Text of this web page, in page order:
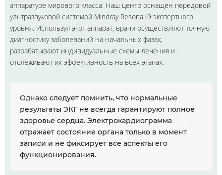
аппаратуре мирового класса. Наш центр оснащён передовой
ультразвуковой системой Mindray Resona I9 экспертного
уровня. Используя этот аппарат, врачи осуществляют точную
диагностику заболеваний на начальных фазах,
разрабатывают индивидуальные схемы лечения и
отслеживают их эффективность на всех этапах.
Однако следует помнить, что нормальные
результаты ЭКГ не всегда гарантируют полное
здоровье сердца. Электрокардиограмма
отражает состояние органа только в момент
записи и не фиксирует все аспекты его
функционирования.